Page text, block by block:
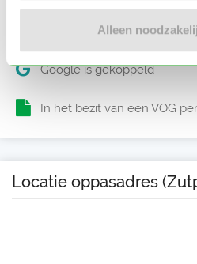
Alleen
Telefoonnummer is
Google is gekoppeld
In het bezit van een VOG
Locatie oppasadres